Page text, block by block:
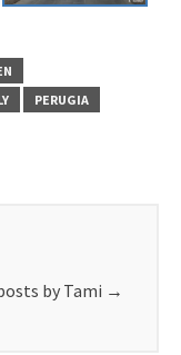
PERUGIA
by Tami →